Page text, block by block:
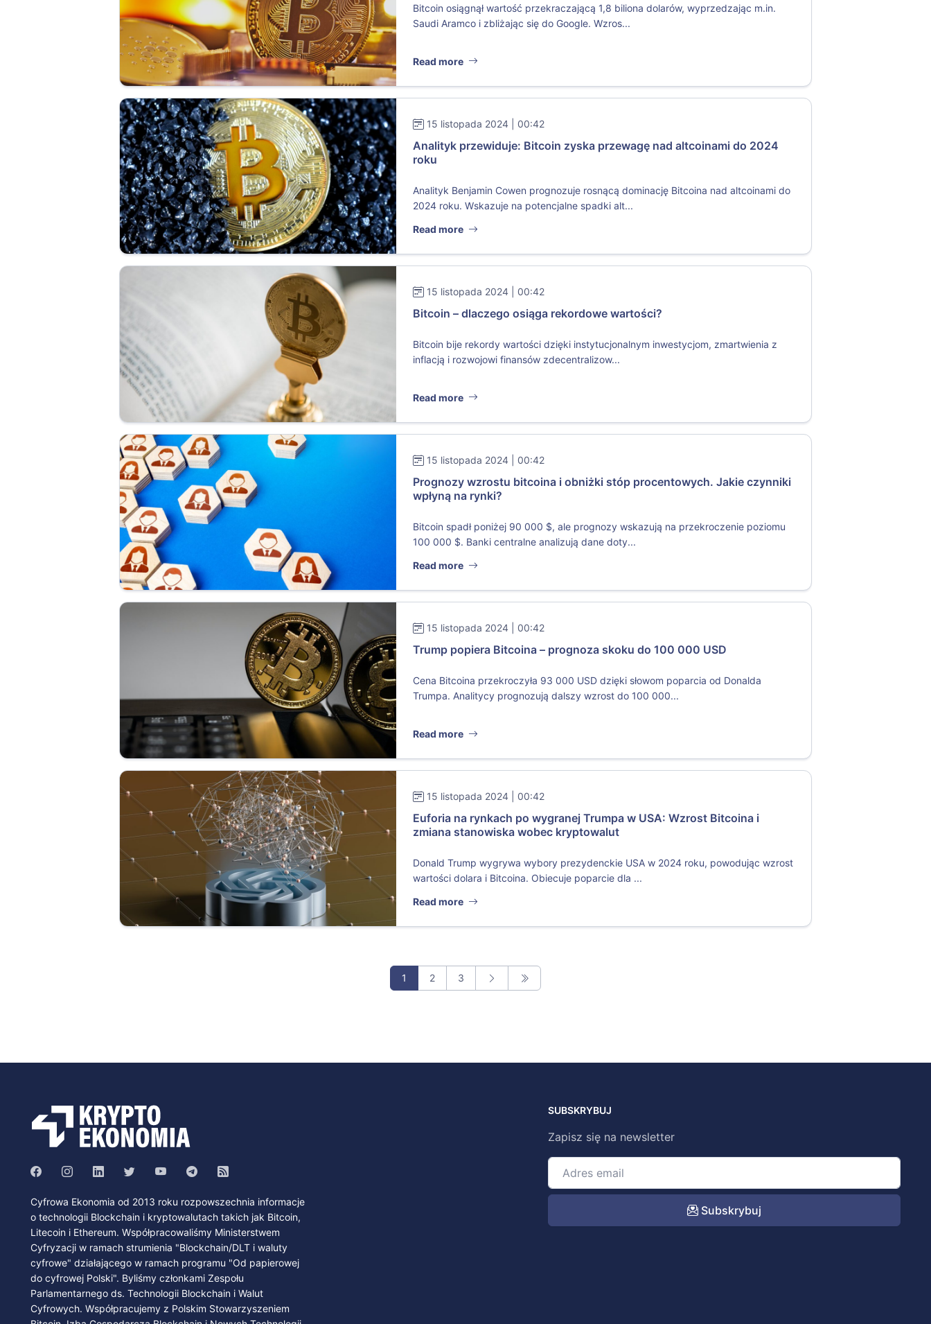
Bitcoin osiągnął wartość przekraczającą 1,8 biliona dolarów, wyprzedzając m.in.
Saudi Aramco i zbliżając się do Google. Wzros...
Read more
15 listopada 2024 | 00:42
Analityk przewiduje: Bitcoin zyska przewagę nad altcoinami do 2024
roku
Analityk Benjamin Cowen prognozuje rosnącą dominację Bitcoina nad altcoinami do
2024 roku. Wskazuje na potencjalne spadki alt...
Read more
15 listopada 2024 | 00:42
Bitcoin – dlaczego osiąga rekordowe wartości?
Bitcoin bije rekordy wartości dzięki instytucjonalnym inwestycjom, zmartwienia z
inflacją i rozwojowi finansów zdecentralizow...
Read more
15 listopada 2024 | 00:42
Prognozy wzrostu bitcoina i obniżki stóp procentowych. Jakie czynniki
wpłyną na rynki?
Bitcoin spadł poniżej 90 000 $, ale prognozy wskazują na przekroczenie poziomu
100 000 $. Banki centralne analizują dane doty...
Read more
15 listopada 2024 | 00:42
Trump popiera Bitcoina – prognoza skoku do 100 000 USD
Cena Bitcoina przekroczyła 93 000 USD dzięki słowom poparcia od Donalda
Trumpa. Analitycy prognozują dalszy wzrost do 100 000...
Read more
15 listopada 2024 | 00:42
Euforia na rynkach po wygranej Trumpa w USA: Wzrost Bitcoina i
zmiana stanowiska wobec kryptowalut
Donald Trump wygrywa wybory prezydenckie USA w 2024 roku, powodując wzrost
wartości dolara i Bitcoina. Obiecuje poparcie dla ...
Read more
1 2 3
Cyfrowa Ekonomia od 2013 roku rozpowszechnia informacje
o technologii Blockchain i kryptowalutach takich jak Bitcoin,
Litecoin i Ethereum. Współpracowaliśmy Ministerstwem
Cyfryzacji w ramach strumienia "Blockchain/DLT i waluty
cyfrowe" działającego w ramach programu "Od papierowej
do cyfrowej Polski". Byliśmy członkami Zespołu
Parlamentarnego ds. Technologii Blockchain i Walut
Cyfrowych. Współpracujemy z Polskim Stowarzyszeniem
SUBSKRYBUJ
Zapisz się na newsletter
Subskrybuj